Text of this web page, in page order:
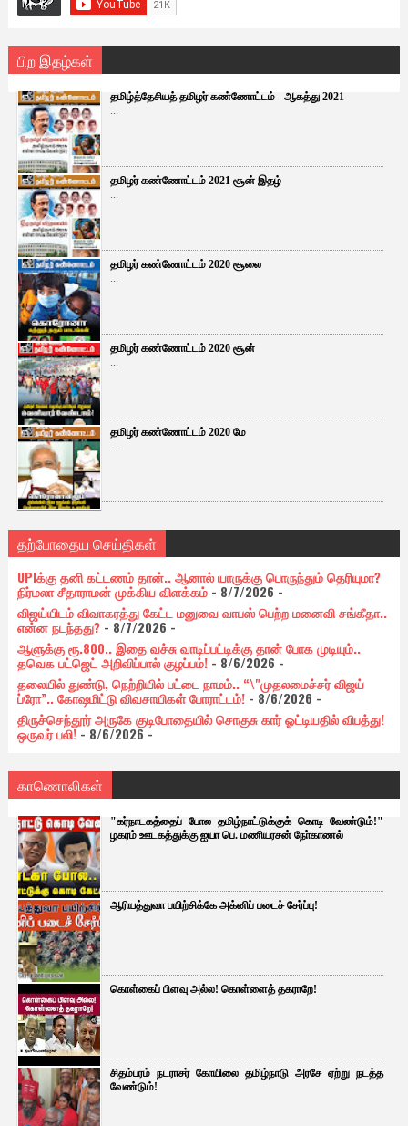
பிற இதழ்கள்
தமிழ்த்தேசியத் தமிழர் கண்ணோட்டம் - ஆகத்து 2021
...
தமிழர் கண்ணோட்டம் 2021 சூன் இதழ்
...
தமிழர் கண்ணோட்டம் 2020 சூலை
...
தமிழர் கண்ணோட்டம் 2020 சூன்
...
தமிழர் கண்ணோட்டம் 2020 மே
...
தற்போதைய செய்திகள்
UPIக்கு தனி கட்டணம் தான்.. ஆனால் யாருக்கு பொருந்தும் தெரியுமா?
நிர்மலா சீதாராமன் முக்கிய விளக்கம்- 8/7/2026 -
விஜய்யிடம் விவாகரத்து கேட்ட மனுவை வாபஸ் பெற்ற மனைவி சங்கீதா..
என்ன நடந்தது?- 8/7/2026 -
ஆளுக்கு ரூ.800.. இதை வச்சு வாடிப்பட்டிக்கு தான் போக முடியும்..
தவெக பட்ஜெட் அறிவிப்பால் குழப்பம்!- 8/6/2026 -
தலையில் துண்டு, நெற்றியில் பட்டை நாமம்.. “\"முதலமைச்சர் விஜய்
ப்ரோ”.. கோஷமிட்டு விவசாயிகள் போராட்டம்!- 8/6/2026 -
திருச்செந்தூர் அருகே குடிபோதையில் சொகுசு கார் ஓட்டியதில் விபத்து!
ஒருவர் பலி!- 8/6/2026-
காணொலிகள்
"கர்நாடகத்தைப் போல தமிழ்நாட்டுக்குக் கொடி வேண்டும்!"
ழகரம் ஊடகத்துக்கு ஐயா பெ. மணியரசன் நோ்காணல்
ஆரியத்துவா பயிற்சிக்கே அக்னிப் படைச் சேர்ப்பு!
கொள்கைப் பிளவு அல்ல! கொள்ளைத் தகராறே!
சிதம்பரம் நடராசர் கோயிலை தமிழ்நாடு அரசே ஏற்று நடத்த
வேண்டும்!